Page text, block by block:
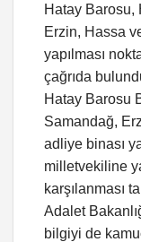
Hatay Barosu,
Erzin, Hassa
yapılması
çağrıda
Hatay Barosu
Samandağ,
adliye binası
milletvekiline
karşılanması
Adalet
bilgiyi de